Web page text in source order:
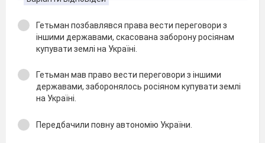
Гетьман позбавлявся права вести переговори з
іншими державами, скасована заборону росіянам
купувати землі на Україні.
Гетьман мав право вести переговори з іншими
державами, заборонялось росіяном купувати землі
на Україні.
Передбачили повну автономію України.